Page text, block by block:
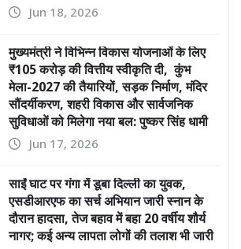
Jun 18, 2026
मुख्यमंत्री ने विभिन्न विकास योजनाओं के लिए
₹105 करोड़ की वित्तीय स्वीकृति दी, कुंभ
मेला-2027 की तैयारियों, सड़क निर्माण, मंदिर
सौंदर्यीकरण, शहरी विकास और सार्वजनिक
सुविधाओं को मिलेगा नया बल: पुष्कर सिंह धामी
Jun 17, 2026
साईं घाट पर गंगा में डूबा दिल्ली का युवक,
एसडीआरएफ का सर्च अभियान जारी स्नान के
दौरान हादसा, तेज बहाव में बहा 20 वर्षीय शौर्य
नागर; कई अन्य लापता लोगों की तलाश भी जारी